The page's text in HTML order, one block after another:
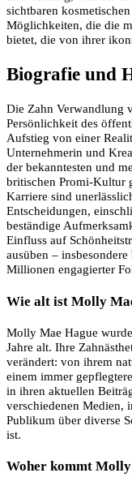
sichtbaren
Möglichkeiten, die die
bietet, die von ihrer
Biografie und
Die Zahn Verwandlung
Persönlichkeit des
Aufstieg von einer
Unternehmerin und
der bekanntesten und
britischen Promi-Kultur
Karriere sind
Entscheidungen,
beständige
Einfluss auf
ausüben –
Millionen engagierter
Wie alt ist Molly
Molly Mae Hague
Jahre alt. Ihre
verändert: von ihrem
einem immer
in ihren aktuellen
verschiedenen Medien,
Publikum über diverse
ist.
Woher kommt